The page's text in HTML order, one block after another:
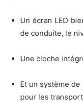
Un écran LED
de conduite, le
Une cloche
Et un système
pour les